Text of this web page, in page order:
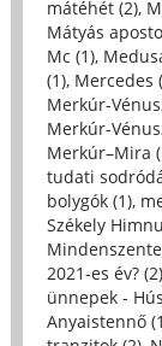
mátéhét (2),
Mátyás
Mc (1),
(1), Mercedes
Merkúr-
Merkúr-
Merkúr–Mira
tudati
bolygók (1),
Székely
2021-es év? (2)
ünnepek -
Anyaistennő